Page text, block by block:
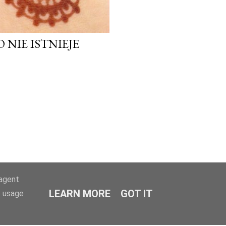
NIE ISTNIEJE
LEARN MORE GOT IT